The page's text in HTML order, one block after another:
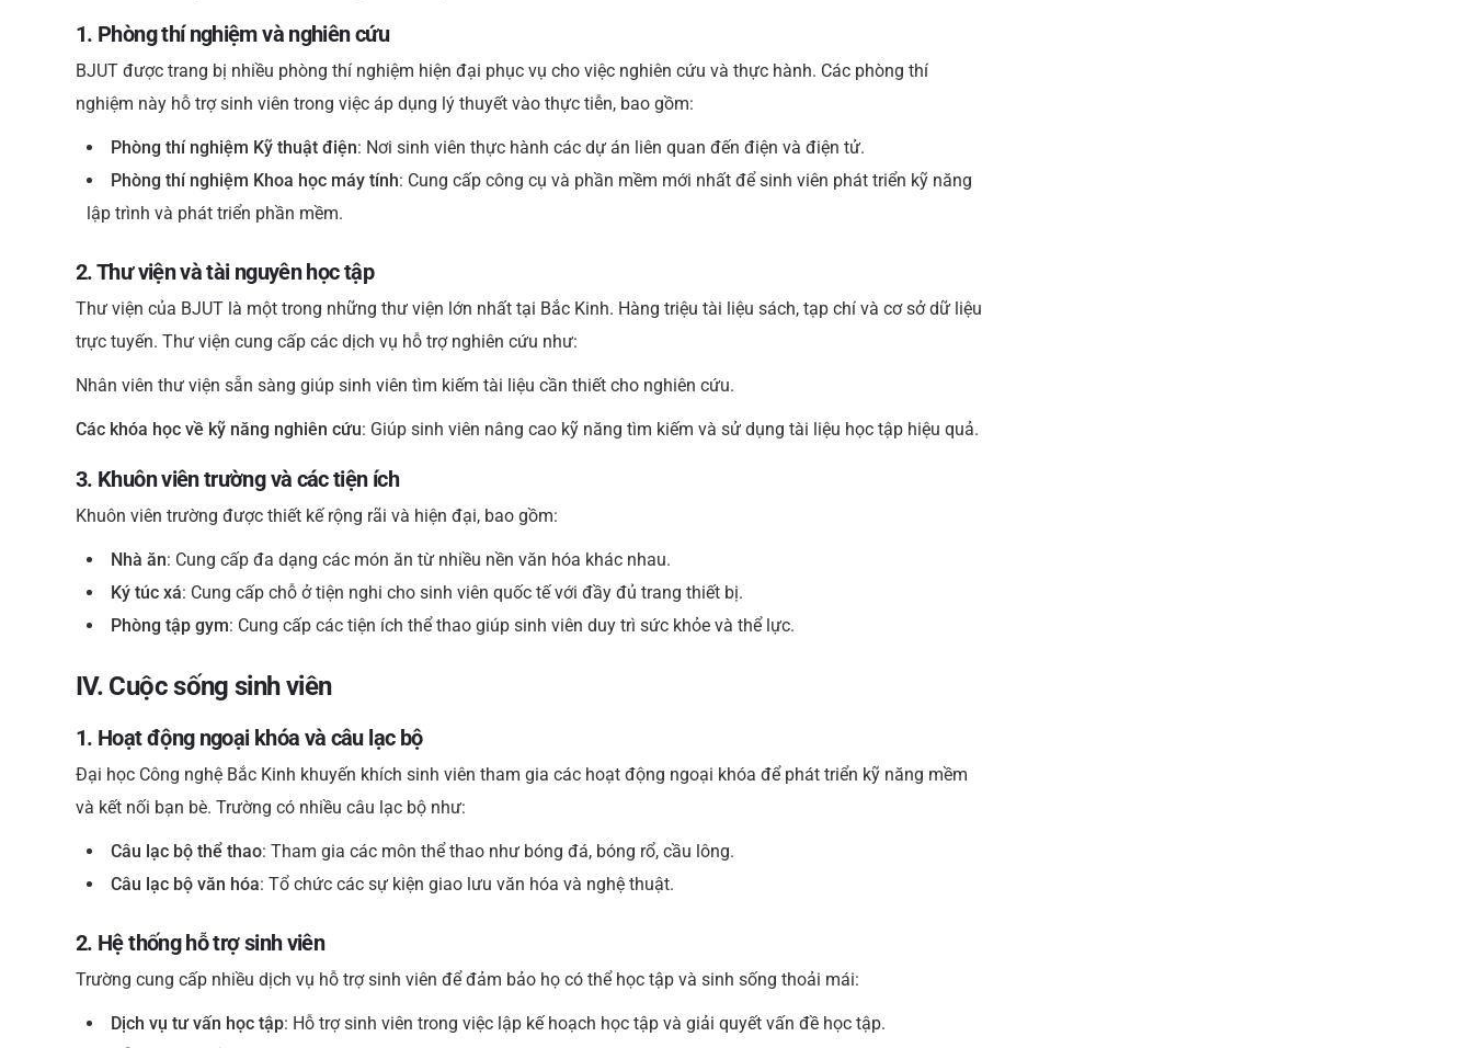
1. Phòng thí nghiệm và nghiên cứu
BJUT được trang bị nhiều phòng thí nghiệm hiện đại phục vụ cho việc nghiên cứu và thực hành. Các phòng thí
nghiệm này hỗ trợ sinh viên trong việc áp dụng lý thuyết vào thực tiễn, bao gồm:
Phòng thí nghiệm Kỹ thuật điện: Nơi sinh viên thực hành các dự án liên quan đến điện và điện tử.
Phòng thí nghiệm Khoa học máy tính: Cung cấp công cụ và phần mềm mới nhất để sinh viên phát triển kỹ năng
lập trình và phát triển phần mềm.
2. Thư viện và tài nguyên học tập
Thư viện của BJUT là một trong những thư viện lớn nhất tại Bắc Kinh. Hàng triệu tài liệu sách, tạp chí và cơ sở dữ liệu
trực tuyến. Thư viện cung cấp các dịch vụ hỗ trợ nghiên cứu như:
Nhân viên thư viện sẵn sàng giúp sinh viên tìm kiếm tài liệu cần thiết cho nghiên cứu.
Các khóa học về kỹ năng nghiên cứu: Giúp sinh viên nâng cao kỹ năng tìm kiếm và sử dụng tài liệu học tập hiệu quả.
3. Khuôn viên trường và các tiện ích
Khuôn viên trường được thiết kế rộng rãi và hiện đại, bao gồm:
Nhà ăn: Cung cấp đa dạng các món ăn từ nhiều nền văn hóa khác nhau.
Ký túc xá: Cung cấp chỗ ở tiện nghi cho sinh viên quốc tế với đầy đủ trang thiết bị.
Phòng tập gym: Cung cấp các tiện ích thể thao giúp sinh viên duy trì sức khỏe và thể lực.
IV. Cuộc sống sinh viên
1. Hoạt động ngoại khóa và câu lạc bộ
Đại học Công nghệ Bắc Kinh khuyến khích sinh viên tham gia các hoạt động ngoại khóa để phát triển kỹ năng mềm
và kết nối bạn bè. Trường có nhiều câu lạc bộ như:
Câu lạc bộ thể thao: Tham gia các môn thể thao như bóng đá, bóng rổ, cầu lông.
Câu lạc bộ văn hóa: Tổ chức các sự kiện giao lưu văn hóa và nghệ thuật.
2. Hệ thống hỗ trợ sinh viên
Trường cung cấp nhiều dịch vụ hỗ trợ sinh viên để đảm bảo họ có thể học tập và sinh sống thoải mái:
Dịch vụ tư vấn học tập: Hỗ trợ sinh viên trong việc lập kế hoạch học tập và giải quyết vấn đề học tập.